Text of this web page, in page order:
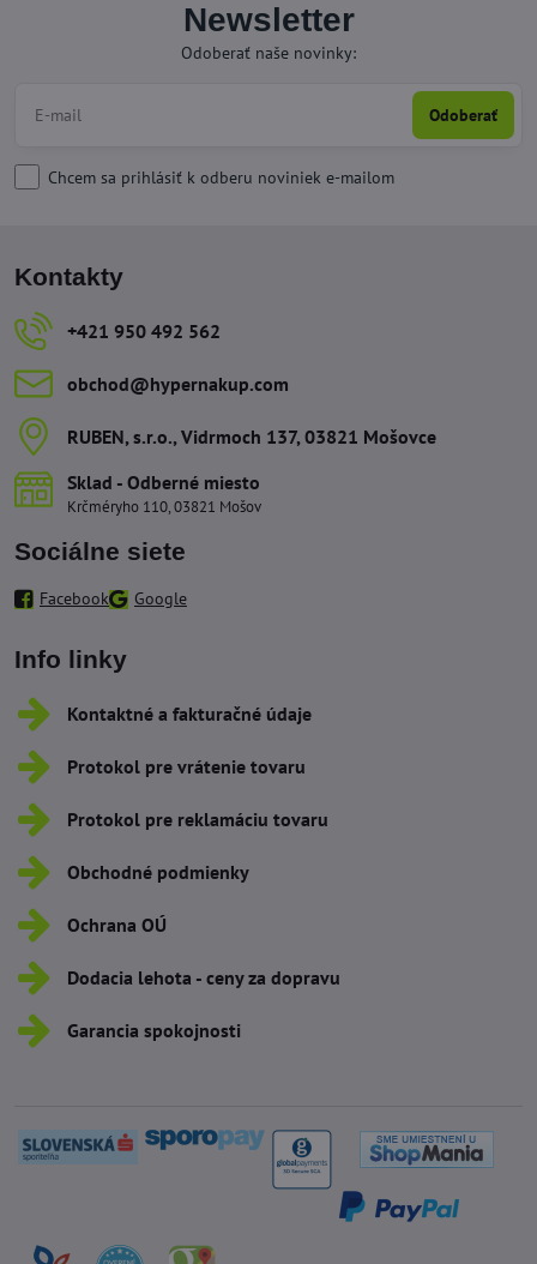
Newsletter
Odoberať naše novinky:
Odoberať
Chcem sa prihlásiť k odberu noviniek e-mailom
Kontakty
+421 950 492 562
obchod​@hypernakup​.com
RUBEN, s​.r​.o​., Vidrmoch 137, 03821 Mošovce
Sklad - Odberné miesto
Krčméryho 110, 03821 Mošov
Sociálne siete
Facebook Google
Info linky
Kontaktné a fakturačné údaje
Protokol pre vrátenie tovaru
Protokol pre reklamáciu tovaru
Obchodné podmienky
Ochrana OÚ
Dodacia lehota - ceny za dopravu
Garancia spokojnosti